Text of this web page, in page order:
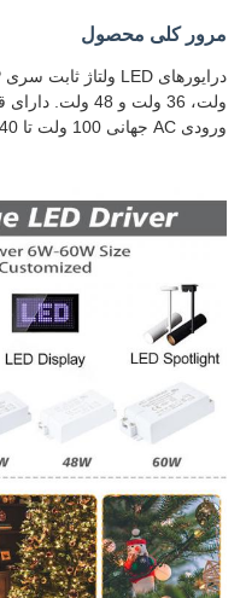
مرور کلی محصول
ولت، 36 ولت و 48
ورودی AC جهانی 100 ولت تا 240 ولت.